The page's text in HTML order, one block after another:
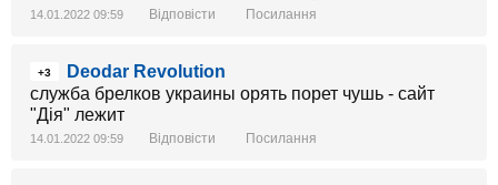
14.01.2022 09:59 Відповісти Посилання
+3
Deodar Revolution
служба брелков украины орять порет чушь - сайт
"Дiя" лежит
14.01.2022 09:59 Відповісти Посилання